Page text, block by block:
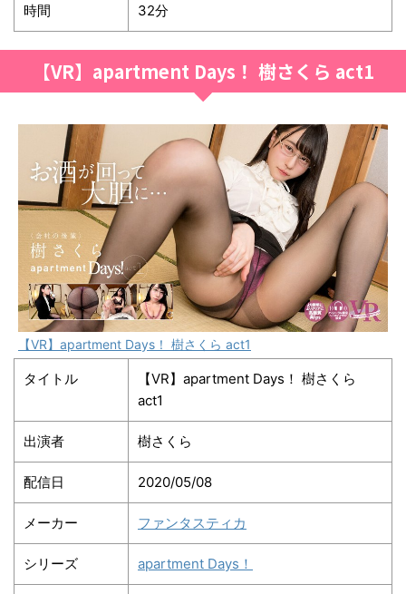
時間 32分
【VR】apartment Days！ 樹さくら act1
【VR】apartment Days！ 樹さくら act1
タイトル
【VR】apartment Days！ 樹さくら
act1
出演者 樹さくら
配信日 2020/05/08
メーカー ファンタスティカ
シリーズ apartment Days！